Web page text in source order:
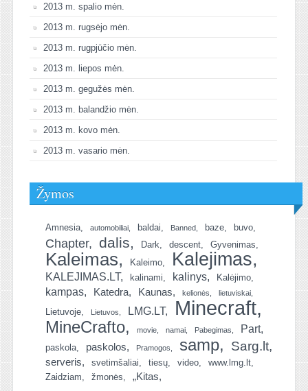
2013 m. spalio mėn.
2013 m. rugsėjo mėn.
2013 m. rugpjūčio mėn.
2013 m. liepos mėn.
2013 m. gegužės mėn.
2013 m. balandžio mėn.
2013 m. kovo mėn.
2013 m. vasario mėn.
Žymos
Amnesia automobiliai baldai Banned baze buvo
Chapter dalis Dark descent Gyvenimas
Kaleimas Kaleimo Kalejimas
KALEJIMAS.LT kalinami kalinys Kalėjimo
kampas Katedra Kaunas kelionės lietuviskai
Lietuvoje Lietuvos LMG.LT Minecraft
MineCrafto movie namai Pabegimas Part
paskola paskolos Pramogos samp Sarg.lt
serveris svetimšaliai tiesų video
www.lmg.lt
Zaidziam
žmonės „Kitas